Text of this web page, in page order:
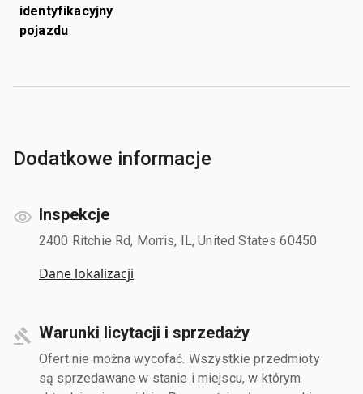
identyfikacyjny
pojazdu
Dodatkowe informacje
Inspekcje
2400 Ritchie Rd, Morris, IL, United States 60450
Dane lokalizacji
Warunki licytacji i sprzedaży
Ofert nie można wycofać. Wszystkie przedmioty
są sprzedawane w stanie i miejscu, w którym